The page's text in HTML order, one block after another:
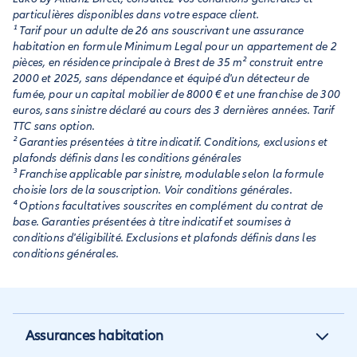
particulières disponibles dans votre espace client.
¹ Tarif pour un adulte de 26 ans souscrivant une assurance
habitation en formule Minimum Legal pour un appartement de 2
pièces, en résidence principale à Brest de 35 m² construit entre
2000 et 2025, sans dépendance et équipé d'un détecteur de
fumée, pour un capital mobilier de 8000 € et une franchise de 300
euros, sans sinistre déclaré au cours des 3 dernières années. Tarif
TTC sans option.
² Garanties présentées à titre indicatif. Conditions, exclusions et
plafonds définis dans les conditions générales
³ Franchise applicable par sinistre, modulable selon la formule
choisie lors de la souscription. Voir conditions générales.
⁴ Options facultatives souscrites en complément du contrat de
base. Garanties présentées à titre indicatif et soumises à
conditions d'éligibilité. Exclusions et plafonds définis dans les
conditions générales.
Assurances habitation